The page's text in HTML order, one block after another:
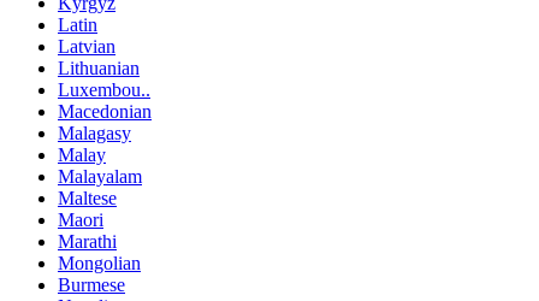
Latin
Latvian
Lithuanian
Luxembou..
Macedonian
Malagasy
Malay
Malayalam
Maltese
Maori
Marathi
Mongolian
Burmese